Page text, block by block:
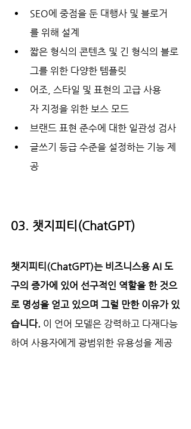
SEO에 중점을 둔 대행사 및 블로거
를 위해 설계
짧은 형식의 콘텐츠 및 긴 형식의 블로
그를 위한 다양한 템플릿
어조, 스타일 및 표현의 고급 사용
자 지정을 위한 보스 모드
브랜드 표현 준수에 대한 일관성 검사
글쓰기 등급 수준을 설정하는 기능 제
공
03. 챗지피티(ChatGPT)
챗지피티(ChatGPT)는 비즈니스용 AI 도
구의 증가에 있어 선구적인 역할을 한 것으
로 명성을 얻고 있으며 그럴 만한 이유가 있
습니다. 이 언어 모델은 강력하고 다재다능
하여 사용자에게 광범위한 유용성을 제공